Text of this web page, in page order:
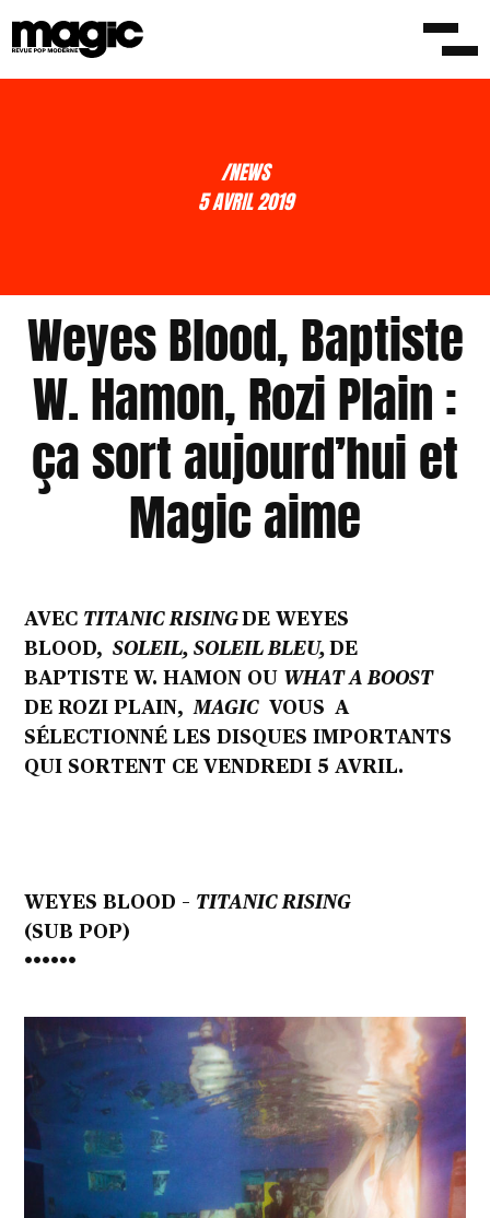
/NEWS
5 AVRIL 2019
Weyes Blood, Baptiste
W. Hamon, Rozi Plain :
ça sort aujourd’hui et
Magic aime
AVEC TITANIC RISING DE WEYES
BLOOD,SOLEIL, SOLEIL BLEU, DE
BAPTISTE W. HAMON OU WHAT A BOOST
DE ROZI PLAIN, MAGIC VOUS A
SÉLECTIONNÉ LES DISQUES IMPORTANTS
QUI SORTENT CE VENDREDI 5 AVRIL.
WEYES BLOOD – TITANIC RISING
(SUB POP)
••••••